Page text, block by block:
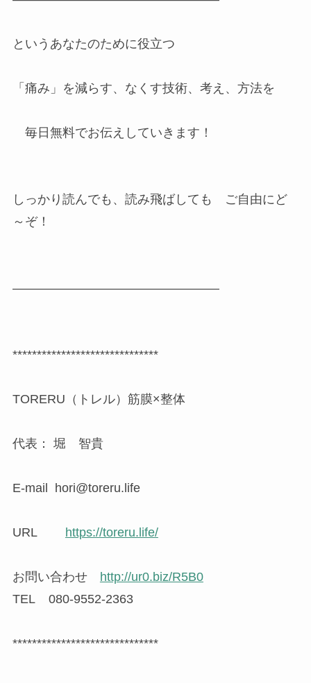
というあなたのために役立つ
「痛み」を減らす、なくす技術、考え、方法を
毎日無料でお伝えしていきます！
しっかり読んでも、読み飛ばしても ご自由にど
～ぞ！
————————————————–
******************************
TORERU（トレル）筋膜×整体
代表： 堀 智貴
E-mail hori@toreru.life
URL https://toreru.life/
お問い合わせ
http://ur0.biz/R5B0
TEL 080-9552-2363
******************************